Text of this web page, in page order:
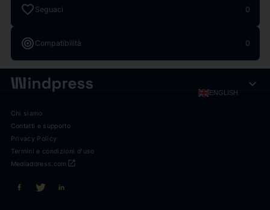
favorite Seguaci 0
target Compatibilità 0
ENGLISH expand_more
Chi siamo
Contatti e supporto
Privacy Policy
Termini e condizioni d'uso
open_in_new
Mediaddress.com